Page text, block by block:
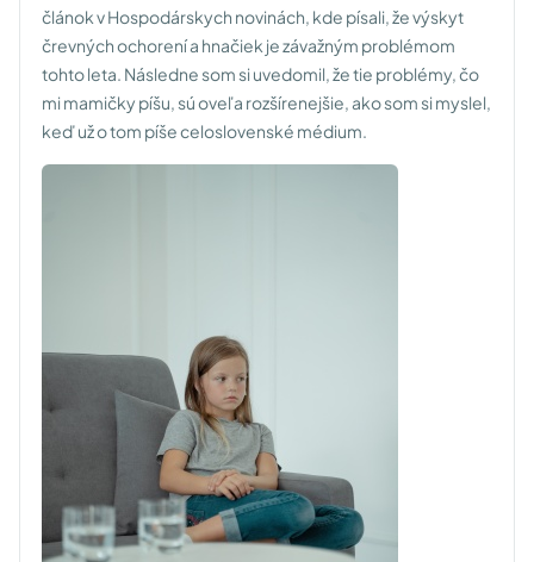
článok v Hospodárskych novinách, kde písali, že výskyt
črevných ochorení a hnačiek je závažným problémom
tohto leta. Následne som si uvedomil, že tie problémy, čo
mi mamičky píšu, sú oveľa rozšírenejšie, ako som si myslel,
keď už o tom píše celoslovenské médium.